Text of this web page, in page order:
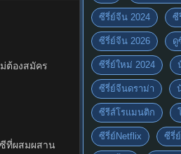
ต้องสมัคร
ที่ผสมผสาน
ซีรี่ย์จีน 2024 ซี
ซีรี่ย์จีน 2026 ดู
ซีรี่ย์ใหม่ 2024
ซีรี่ย์จีนดราม่า
ซีรีส์โรแมนติก
ซีรี่ย์Netflix ซีรี่